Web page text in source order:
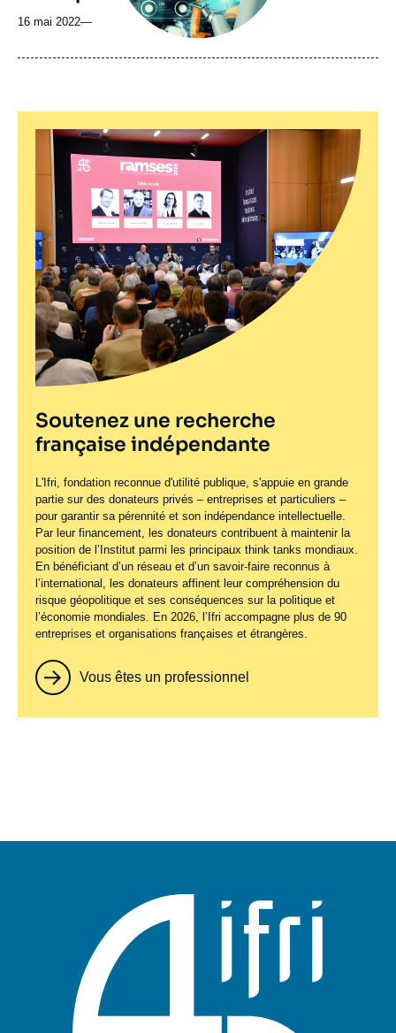
16 mai 2022—
Soutenez une recherche
française indépendante
L'Ifri, fondation reconnue d'utilité publique, s'appuie en grande
partie sur des donateurs privés – entreprises et particuliers –
pour garantir sa pérennité et son indépendance intellectuelle.
Par leur financement, les donateurs contribuent à maintenir la
position de l’Institut parmi les principaux think tanks mondiaux.
En bénéficiant d’un réseau et d’un savoir-faire reconnus à
l’international, les donateurs affinent leur compréhension du
risque géopolitique et ses conséquences sur la politique et
l’économie mondiales. En 2026, l’Ifri accompagne plus de 90
entreprises et organisations françaises et étrangères.
Vous êtes un professionnel